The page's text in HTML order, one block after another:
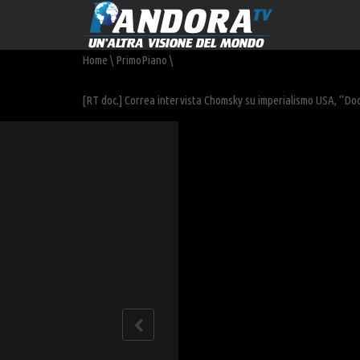
Home \ PrimoPiano \
[RT doc.] Correa intervista Chomsky su imperialismo USA,